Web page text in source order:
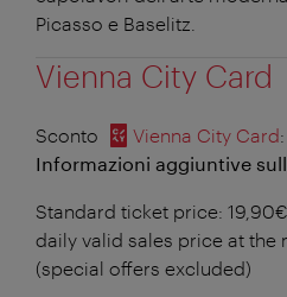
Picasso e Baselitz.
Vienna City Card
Sconto Vienna City Card
Informazioni aggiuntive
Standard ticket price:
daily valid sales price at the
(special offers excluded)